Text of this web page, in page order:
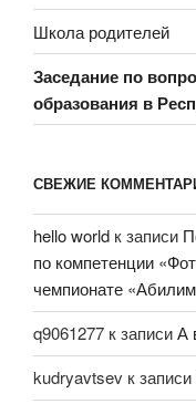
Школа родителей
Заседание по
образования в
СВЕЖИЕ
hello world к записи
по компетенции
чемпионате
q9061277 к записиА
kudryavtsev к записи